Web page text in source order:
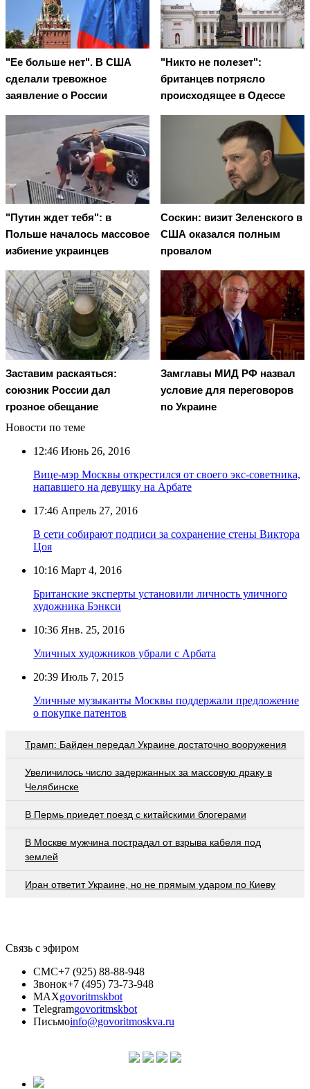
"Ее больше нет". В США
сделали тревожное
заявление о России
"Никто не полезет":
британцев потрясло
происходящее в Одессе
"Путин ждет тебя": в
Польше началось массовое
избиение украинцев
Соскин: визит Зеленского в
США оказался полным
провалом
Заставим раскаяться:
союзник России дал
грозное обещание
Замглавы МИД РФ назвал
условие для переговоров
по Украине
Новости по теме
12:46 Июнь 26, 2016
Вице-мэр Москвы открестился от своего экс-советника,
напавшего на девушку на Арбате
17:46 Апрель 27, 2016
В сети собирают подписи за сохранение стены Виктора
Цоя
10:16 Март 4, 2016
Британские эксперты установили личность уличного
художника Бэнкси
10:36 Янв. 25, 2016
Уличных художников убрали с Арбата
20:39 Июль 7, 2015
Уличные музыканты Москвы поддержали предложение
о покупке патентов
Трамп: Байден передал Украине достаточно вооружения
Увеличилось число задержанных за массовую драку в
Челябинске
В Пермь приедет поезд с китайскими блогерами
В Москве мужчина пострадал от взрыва кабеля под
землей
Иран ответит Украине, но не прямым ударом по Киеву
Связь с эфиром
СМС+7 (925) 88-88-948
Звонок+7 (495) 73-73-948
MAXgovoritmskbot
Telegramgovoritmskbot
Письмоinfo@govoritmoskva.ru